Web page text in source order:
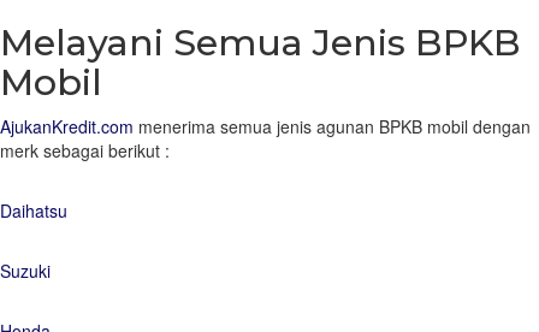
Melayani Semua Jenis BPKB
Mobil
AjukanKredit.com menerima semua jenis agunan BPKB mobil dengan
merk sebagai berikut :
Daihatsu
Suzuki